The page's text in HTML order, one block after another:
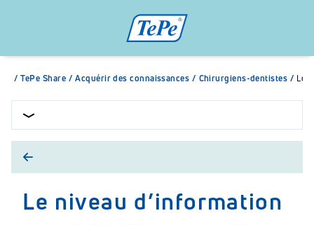
/ TePe Share / Acquérir des connaissances / Chirurgiens-dentistes / Le
Le niveau d’information